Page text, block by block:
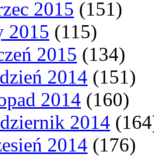
2015 (151)
2015 (115)
2015 (134)
2014 (151)
2014 (160)
2014
2014 (176)